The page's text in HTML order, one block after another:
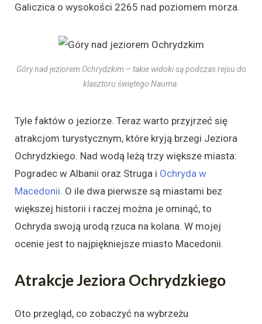
Galiczica o wysokości 2265 nad poziomem morza.
Góry nad jeziorem Ochrydzkim – takie widoki są podczas rejsu do
klasztoru świętego Nauma.
Tyle faktów o jeziorze. Teraz warto przyjrzeć się
atrakcjom turystycznym, które kryją brzegi Jeziora
Ochrydzkiego. Nad wodą leżą trzy większe miasta:
Pogradec w Albanii oraz Struga i Ochryda w
Macedonii. O ile dwa pierwsze są miastami bez
większej historii i raczej można je ominąć, to
Ochryda swoją urodą rzuca na kolana. W mojej
ocenie jest to najpiękniejsze miasto Macedonii.
Atrakcje Jeziora Ochrydzkiego
Oto przegląd, co zobaczyć na wybrzeżu